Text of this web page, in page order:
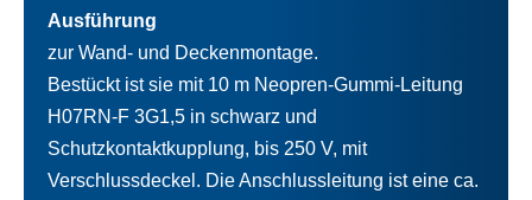
Ausführung
zur Wand- und Deckenmontage.
Bestückt ist sie mit 10 m Neopren-Gummi-Leitung
H07RN-F 3G1,5 in schwarz und
Schutzkontaktkupplung, bis 250 V, mit
Verschlussdeckel. Die Anschlussleitung ist eine ca.